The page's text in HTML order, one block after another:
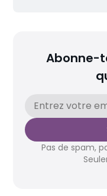
Abonne-
Pas de spam,